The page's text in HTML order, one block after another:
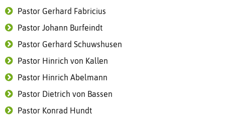
Pastor Gerhard Fabricius
Pastor Johann Burfeindt
Pastor Gerhard Schuwshusen
Pastor Hinrich von Kallen
Pastor Hinrich Abelmann
Pastor Dietrich von Bassen
Pastor Konrad Hundt